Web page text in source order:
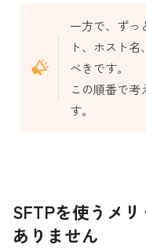
一方で、ずっ
ト、ホスト
べきです。
この順番で考
す。
SFTPを使うメ
ありません